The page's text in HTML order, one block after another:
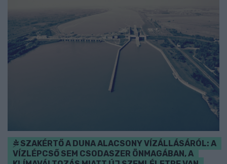
SZAKÉRTŐ A DUNA ALACSONY VÍZÁLLÁSÁRÓL: A
VÍZLÉPCSŐ SEM CSODASZER ÖNMAGÁBAN, A